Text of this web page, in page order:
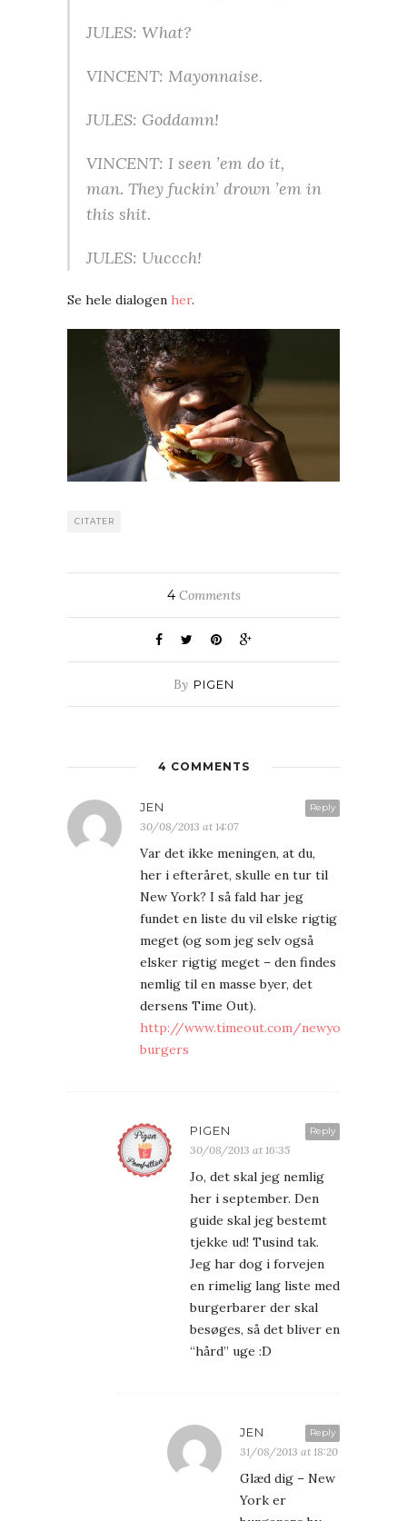
JULES: What?
VINCENT: Mayonnaise.
JULES: Goddamn!
VINCENT: I seen ’em do it,
man. They fuckin’ drown ’em in
this shit.
JULES: Uuccch!
Se hele dialogen her.
CITATER
4Comments
By PIGEN
4 COMMENTS
Reply
JEN
30/08/2013 at 14:07
Var det ikke meningen, at du,
her i efteråret, skulle en tur til
New York? I så fald har jeg
fundet en liste du vil elske rigtig
meget (og som jeg selv også
elsker rigtig meget – den findes
nemlig til en masse byer, det
dersens Time Out).
http://www.timeout.com/newyork/
burgers
Reply
PIGEN
30/08/2013 at 16:35
Jo, det skal jeg nemlig
her i september. Den
guide skal jeg bestemt
tjekke ud! Tusind tak.
Jeg har dog i forvejen
en rimelig lang liste med
burgerbarer der skal
besøges, så det bliver en
“hård” uge :D
Reply
JEN
31/08/2013 at 18:20
Glæd dig – New
York er